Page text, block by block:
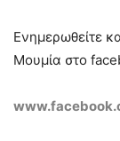
Ενημερωθείτε
Μουμία στο